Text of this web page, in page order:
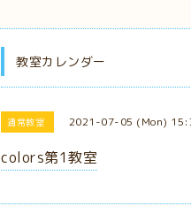
教室カレンダー
通常教室 2021-07-05 (Mon)
colors第1教室